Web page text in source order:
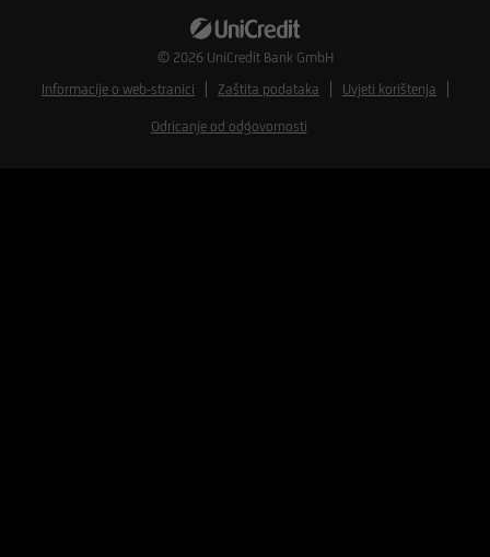
© 2026 UniCredit Bank GmbH
Informacije o web-stranici
Zaštita podataka Uvjeti korištenja
Odricanje od odgovornosti